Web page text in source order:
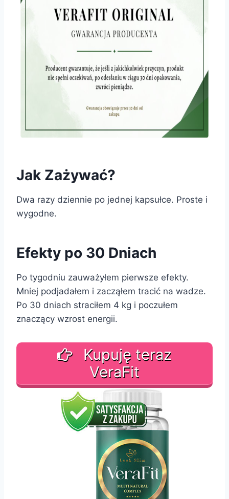
Jak Zażywać?
Dwa razy dziennie po jednej kapsułce. Proste i
wygodne.
Efekty po 30 Dniach
Po tygodniu zauważyłem pierwsze efekty.
Mniej podjadałem i zacząłem tracić na wadze.
Po 30 dniach straciłem 4 kg i poczułem
znaczący wzrost energii.
Kupuję teraz
VeraFit